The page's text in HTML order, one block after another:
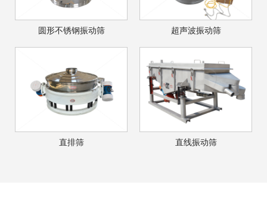
圆形不锈钢振动筛 超声波振动筛
直排筛 直线振动筛